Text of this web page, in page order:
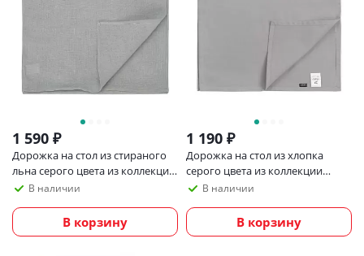
1 590 ₽
Дорожка на стол из стираного
льна серого цвета из коллекции
essential, 45х150 см
В наличии
В корзину
1 190 ₽
Дорожка на стол из хлопка
серого цвета из коллекции
prairieВ наличии
В корзину